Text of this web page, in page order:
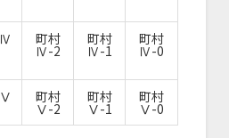
Ⅳ 町村
Ⅳ-2
町村
Ⅳ-1
町村
Ⅳ-0
Ⅴ 町村
Ⅴ-2
町村
Ⅴ-1
町村
Ⅴ-0